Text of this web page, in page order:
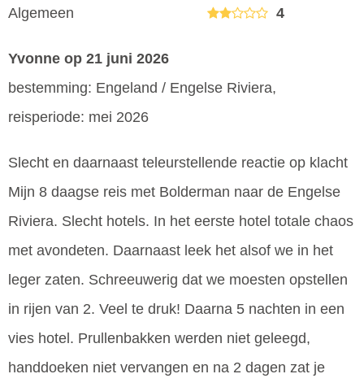
Algemeen 4
Yvonne op 21 juni 2026
bestemming: Engeland / Engelse Riviera,
reisperiode: mei 2026
Slecht en daarnaast teleurstellende reactie op klacht
Mijn 8 daagse reis met Bolderman naar de Engelse
Riviera. Slecht hotels. In het eerste hotel totale chaos
met avondeten. Daarnaast leek het alsof we in het
leger zaten. Schreeuwerig dat we moesten opstellen
in rijen van 2. Veel te druk! Daarna 5 nachten in een
vies hotel. Prullenbakken werden niet geleegd,
handdoeken niet vervangen en na 2 dagen zat je